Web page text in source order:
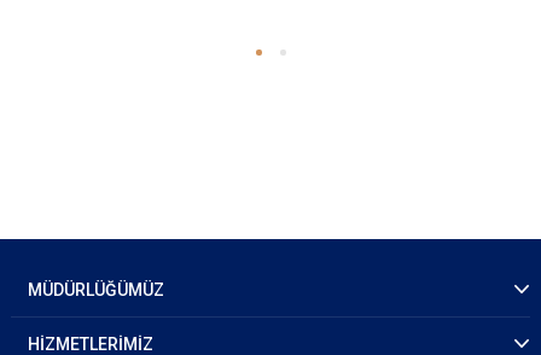
MÜDÜRLÜĞÜMÜZ
HİZMETLERİMİZ